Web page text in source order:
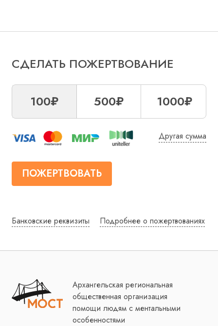
СДЕЛАТЬ ПОЖЕРТВОВАНИЕ
100₽ 500₽ 1000₽
Другая сумма
ПОЖЕРТВОВАТЬ
Банковские реквизиты Подробнее о пожертвованиях
Архангельская региональная
общественная организация
помощи людям с ментальными
особенностями